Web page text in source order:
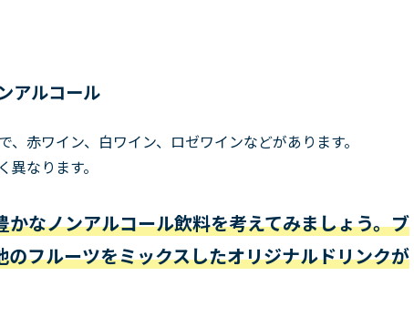
アルコール
赤ワイン、白ワイン、ロゼワインなどがあります。
なります。
なノンアルコール飲料を考えてみましょう。ブ
フルーツをミックスしたオリジナルドリンクが